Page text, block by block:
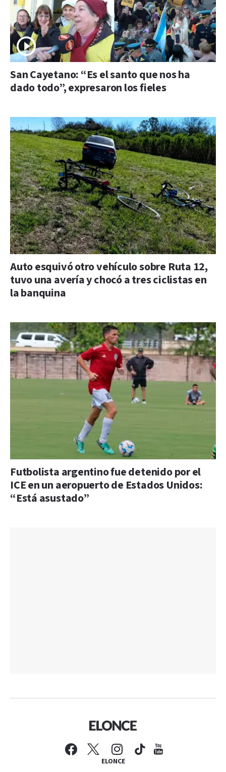
San Cayetano: “Es el santo que nos ha
dado todo”, expresaron los fieles
Auto esquivó otro vehículo sobre Ruta 12,
tuvo una avería y chocó a tres ciclistas en
la banquina
Futbolista argentino fue detenido por el
ICE en un aeropuerto de Estados Unidos:
“Está asustado”
ELONCE